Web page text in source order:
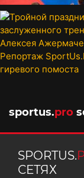
sportus.pro
SPORTUS.
СЕТЯХ